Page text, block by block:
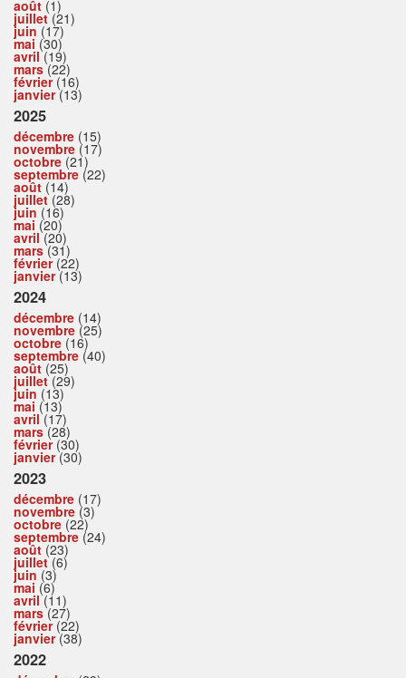
août (1)
juillet(21)
juin (17)
mai (30)
avril(19)
mars(22)
février(16)
janvier(13)
2025
décembre (15)
novembre (17)
octobre (21)
septembre (22)
août (14)
juillet(28)
juin (16)
mai (20)
avril(20)
mars(31)
février(22)
janvier(13)
2024
décembre (14)
novembre (25)
octobre (16)
septembre (40)
août (25)
juillet(29)
juin (13)
mai (13)
avril(17)
mars(28)
février(30)
janvier(30)
2023
décembre (17)
novembre (3)
octobre (22)
septembre (24)
août (23)
juillet(6)
juin (3)
mai (6)
avril(11)
mars(27)
février(22)
janvier(38)
2022